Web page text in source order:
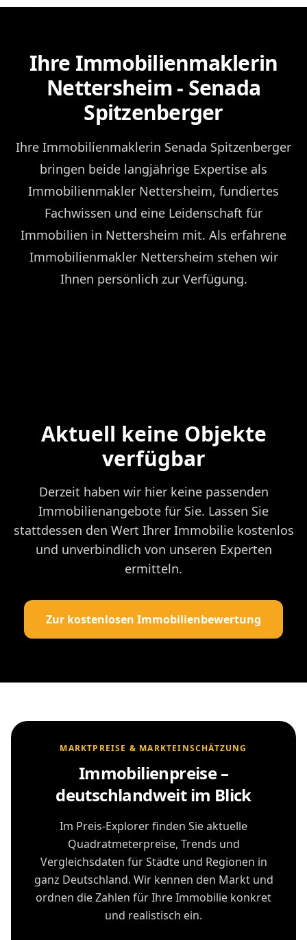
Ihre Immobilienmaklerin
Nettersheim - Senada
Spitzenberger
Ihre Immobilienmaklerin Senada Spitzenberger
bringen beide langjährige Expertise als
Immobilienmakler Nettersheim, fundiertes
Fachwissen und eine Leidenschaft für
Immobilien in Nettersheim mit. Als erfahrene
Immobilienmakler Nettersheim stehen wir
Ihnen persönlich zur Verfügung.
Aktuell keine Objekte
verfügbar
Derzeit haben wir hier keine passenden
Immobilienangebote für Sie. Lassen Sie
stattdessen den Wert Ihrer Immobilie kostenlos
und unverbindlich von unseren Experten
ermitteln.
Zur kostenlosen Immobilienbewertung
MARKTPREISE & MARKTEINSCHÄTZUNG
Immobilienpreise –
deutschlandweit im Blick
Im Preis-Explorer finden Sie aktuelle
Quadratmeterpreise, Trends und
Vergleichsdaten für Städte und Regionen in
ganz Deutschland. Wir kennen den Markt und
ordnen die Zahlen für Ihre Immobilie konkret
und realistisch ein.